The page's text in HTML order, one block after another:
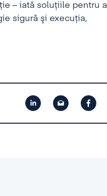
– iată soluţiile pentru a
sigură şi execuţia,